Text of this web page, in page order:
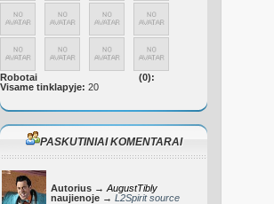
Robotai
(0):
Visame tinklapyje: 20
PASKUTINIAI KOMENTARAI
Autorius → AugustTibly
naujienoje → L2Spirit source